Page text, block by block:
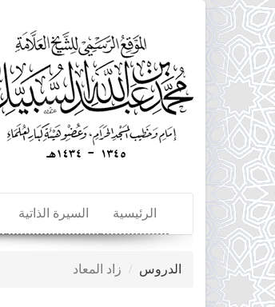
تجاوز
إلى
المحتوى
الرئيسي
الرئيسية السيرة الذاتية
الدروس زاد المعاد